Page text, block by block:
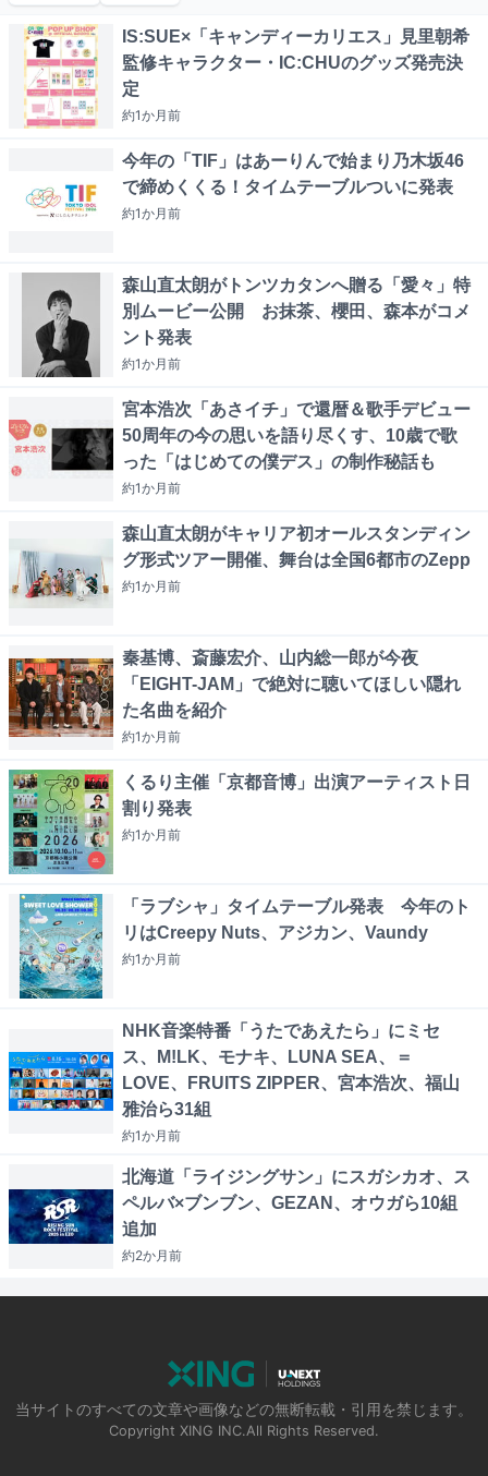
IS:SUE×「キャンディーカリエス」見里朝希
監修キャラクター・IC:CHUのグッズ発売決
定
約1か月前
今年の「TIF」はあーりんで始まり乃木坂46
で締めくくる！タイムテーブルついに発表
約1か月前
森山直太朗がトンツカタンへ贈る「愛々」特
別ムービー公開 お抹茶、櫻田、森本がコメ
ント発表
約1か月前
宮本浩次「あさイチ」で還暦＆歌手デビュー
50周年の今の思いを語り尽くす、10歳で歌
った「はじめての僕デス」の制作秘話も
約1か月前
森山直太朗がキャリア初オールスタンディン
グ形式ツアー開催、舞台は全国6都市のZepp
約1か月前
秦基博、斎藤宏介、山内総一郎が今夜
「EIGHT-JAM」で絶対に聴いてほしい隠れ
た名曲を紹介
約1か月前
くるり主催「京都音博」出演アーティスト日
割り発表
約1か月前
「ラブシャ」タイムテーブル発表 今年のト
リはCreepy Nuts、アジカン、Vaundy
約1か月前
NHK音楽特番「うたであえたら」にミセ
ス、M!LK、モナキ、LUNA SEA、＝
LOVE、FRUITS ZIPPER、宮本浩次、福山
雅治ら31組
約1か月前
北海道「ライジングサン」にスガシカオ、ス
ペルバ×ブンブン、GEZAN、オウガら10組
追加
約2か月前
当サイトのすべての文章や画像などの無断転載・引用を禁じます。
Copyright XING INC.All Rights Reserved.